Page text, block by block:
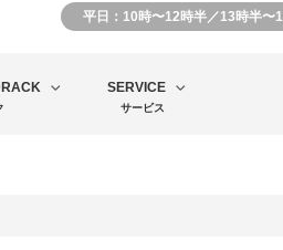
平日：10時〜12時半／13時半〜
SERVICE
サービス